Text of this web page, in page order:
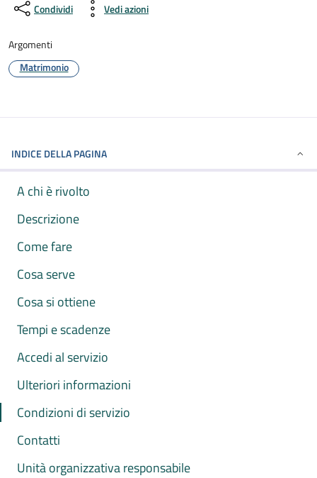
Condividi Vedi azioni
Argomenti
Matrimonio
INDICE DELLA PAGINA
A chi è rivolto
Descrizione
Come fare
Cosa serve
Cosa si ottiene
Tempi e scadenze
Accedi al servizio
Ulteriori informazioni
Condizioni di servizio
Contatti
Unità organizzativa responsabile